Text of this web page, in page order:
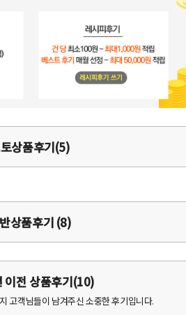
상품후기(5)
상품후기 (8)
이전 상품후기(10)
고객님들이 남겨주신 소중한 후기입니다.